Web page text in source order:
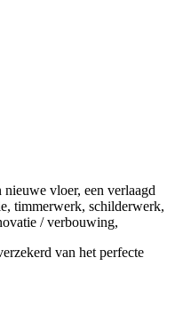
vloer, een verlaagd
timmerwerk, schilderwerk,
/ verbouwing,
van het perfecte